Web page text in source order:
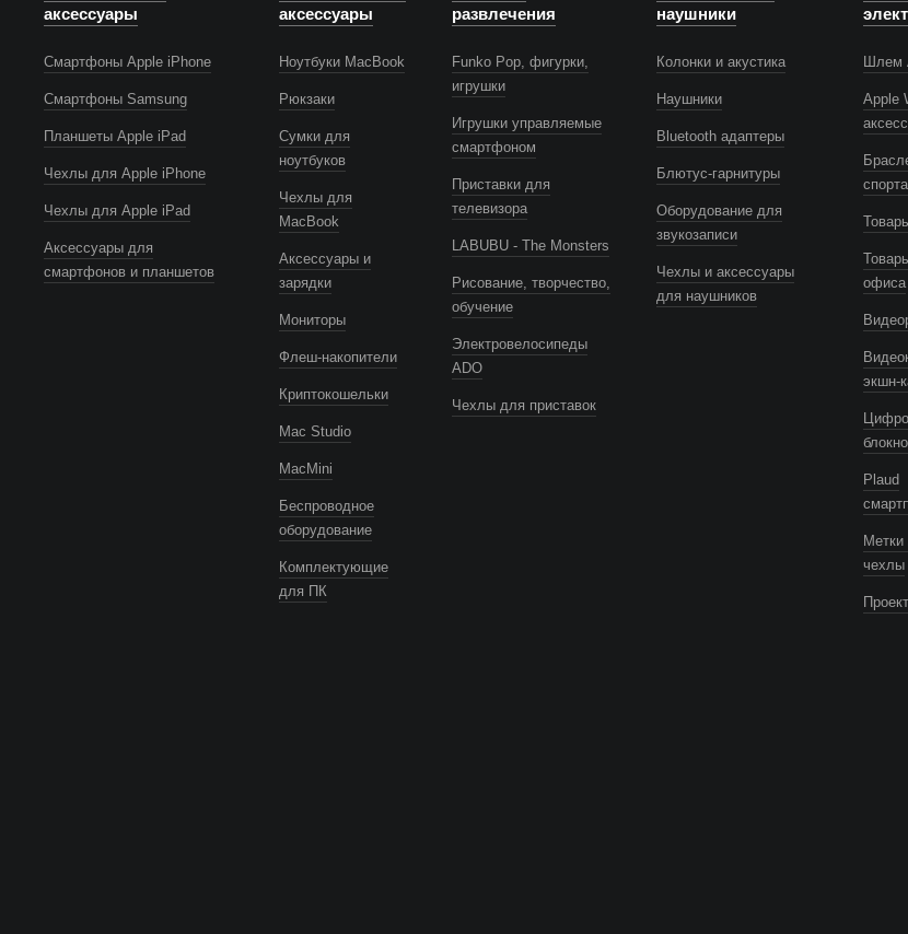
аксессуары
Смартфоны Apple iPhone
Смартфоны Samsung
Планшеты Apple iPad
Чехлы для Apple iPhone
Чехлы для Apple iPad
Аксессуары для
смартфонов и планшетов
аксессуары
Ноутбуки MacBook
Рюкзаки
Сумки для
ноутбуков
Чехлы для
MacBook
Аксессуары и
зарядки
Мониторы
Флеш-накопители
Криптокошельки
Mac Studio
MacMini
Беспроводное
оборудование
Комплектующие
для ПК
развлечения
Funko Pop, фигурки,
игрушки
Игрушки управляемые
смартфоном
Приставки для
телевизора
LABUBU - The Monsters
Рисование, творчество,
обучение
Электровелосипеды
ADO
Чехлы для приставок
наушники
Колонки и акустика
Наушники
Bluetooth адаптеры
Блютус-гарнитуры
Оборудование для
звукозаписи
Чехлы и аксессуары
для наушников
Шлем
Apple
спорта
офиса
экшн-
Plaud
Метки
чехлы